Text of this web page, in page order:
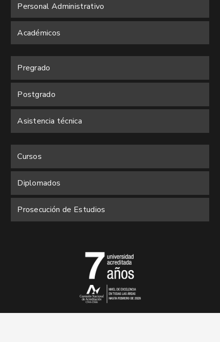
Personal Administrativo
Académicos
Pregrado
Postgrado
Asistencia técnica
Cursos
Diplomados
Prosecución de Estudios